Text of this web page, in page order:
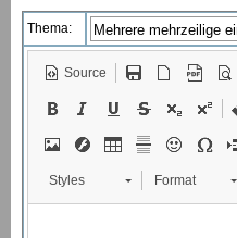
Thema:
Source
Styles Format